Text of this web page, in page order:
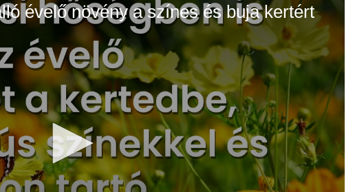
évelő növény a színes és buja kertért